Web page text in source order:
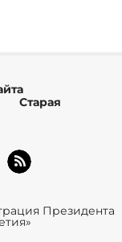
Старая
Президента